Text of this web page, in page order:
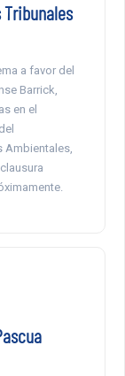
a favor del
Barrick,
en el
Ambientales,